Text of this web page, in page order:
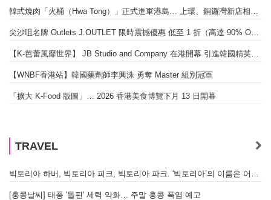
【WNBF香港站】韓國藥劑師李興洙 勇奪 Master 組別冠軍
「擴大 K-Food 版圖」… 2026 香港美食博覽下月 13 日開幕
TRAVEL
[홍콩날씨] 태풍 '돌핀' 세력 약화… 주말 홍콩 폭염 예고